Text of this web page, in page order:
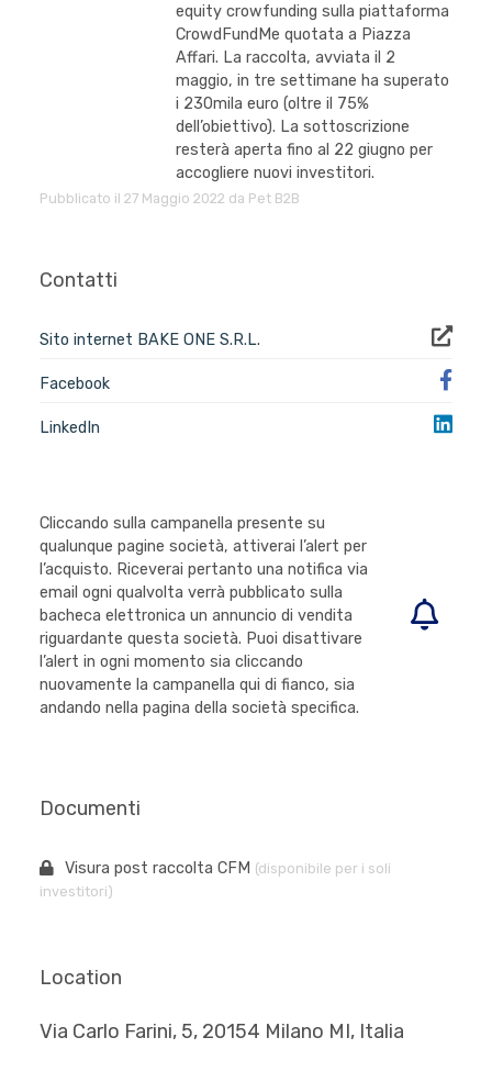
equity crowfunding sulla piattaforma
CrowdFundMe quotata a Piazza
Affari. La raccolta, avviata il 2
maggio, in tre settimane ha superato
i 230mila euro (oltre il 75%
dell’obiettivo). La sottoscrizione
resterà aperta fino al 22 giugno per
accogliere nuovi investitori.
Pubblicato il 27 Maggio 2022 da Pet B2B
Contatti
Sito internet BAKE ONE S.R.L.
Facebook
LinkedIn
Cliccando sulla campanella presente su
qualunque pagine società, attiverai l’alert per
l’acquisto. Riceverai pertanto una notifica via
email ogni qualvolta verrà pubblicato sulla
bacheca elettronica un annuncio di vendita
riguardante questa società. Puoi disattivare
l’alert in ogni momento sia cliccando
nuovamente la campanella qui di fianco, sia
andando nella pagina della società specifica.
Documenti
Visura post raccolta CFM (disponibile per i soli
investitori)
Location
Via Carlo Farini, 5, 20154 Milano MI, Italia